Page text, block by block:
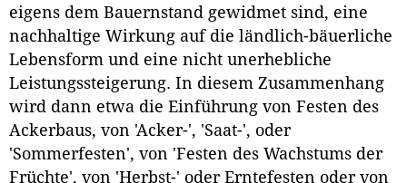
eigens dem Bauernstand gewidmet sind, eine
nachhaltige Wirkung auf die ländlich-bäuerliche
Lebensform und eine nicht unerhebliche
Leistungssteigerung. In diesem Zusammenhang
wird dann etwa die Einführung von Festen des
Ackerbaus, von 'Acker-', 'Saat-', oder
'Sommerfesten', von 'Festen des Wachstums der
Früchte', von 'Herbst-' oder Erntefesten oder von